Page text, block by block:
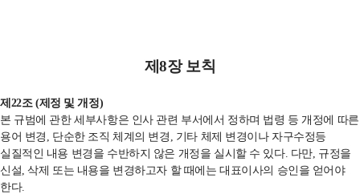
제8장 보칙
제 22조(제정 및 개정)
본 규범에 관한 세부사항은 인사 관련 부서에서 정하며 법령 등 개정에 따른
용어 변경
단순한 조직 체계의 변경
기타 체제 변경이나 자구수정등
실질적인 내용 변경을 수반하지 않은 개정을 실시할 수 있다. 다만, 규정을
신설 ,삭제 또는 내용을 변경하고자 할 때에는 대표이사의 승인을 얻어야
한다.